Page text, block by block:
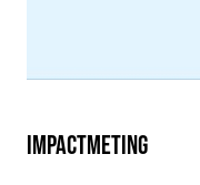
IMPACTMETING